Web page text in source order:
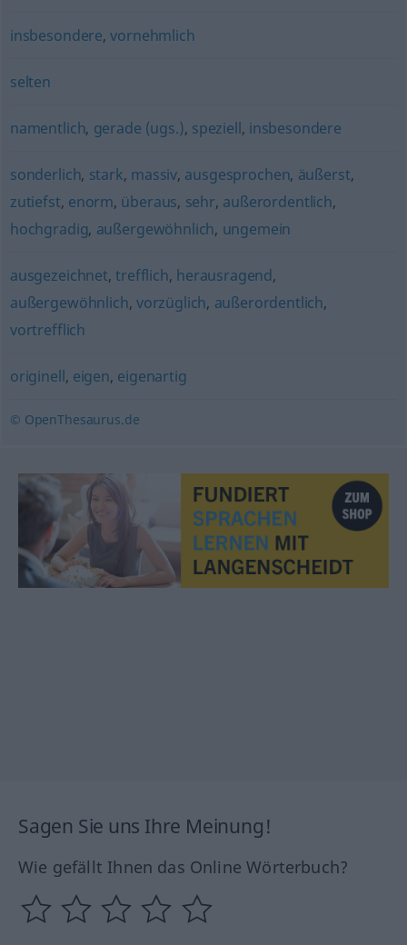
insbesondere,vornehmlich
selten
namentlich, gerade (ugs.), speziell, insbesondere
sonderlich, stark, massiv, ausgesprochen, äußerst,
zutiefst, enorm, überaus, sehr, außerordentlich,
hochgradig, außergewöhnlich, ungemein
ausgezeichnet,trefflich, herausragend,
außergewöhnlich, vorzüglich, außerordentlich,
vortrefflich
originell, eigen, eigenartig
© OpenThesaurus.de
Sagen Sie uns Ihre Meinung!
Wie gefällt Ihnen das Online Wörterbuch?